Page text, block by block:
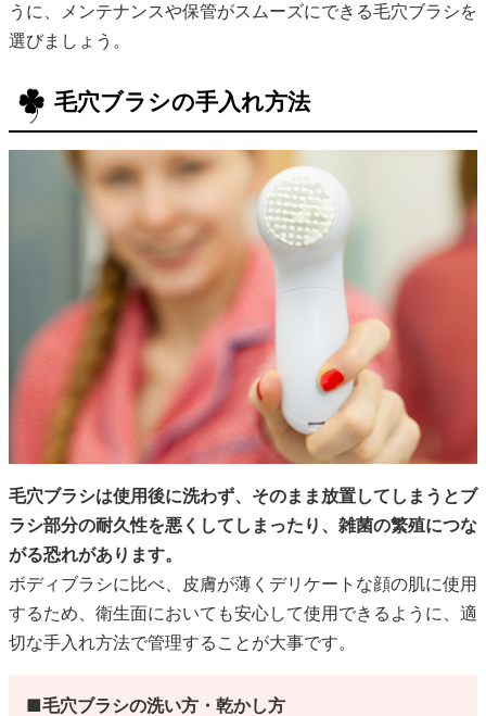
うに、メンテナンスや保管がスムーズにできる毛穴ブラシを
選びましょう。
毛穴ブラシの手入れ方法
毛穴ブラシは使用後に洗わず、そのまま放置してしまうとブ
ラシ部分の耐久性を悪くしてしまったり、雑菌の繁殖につな
がる恐れがあります。
ボディブラシに比べ、皮膚が薄くデリケートな顔の肌に使用
するため、衛生面においても安心して使用できるように、適
切な手入れ方法で管理することが大事です。
■毛穴ブラシの洗い方・乾かし方